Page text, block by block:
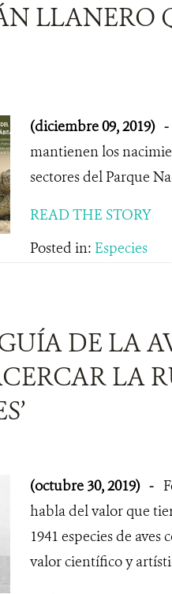
LLANERO
(diciembre 09, 2019) -
mantienen los
sectores del Parque
READ THE STORY
Posted in: Especies
DE LA
LA
(octubre 30, 2019) -
habla del valor que
1941 especies de
valor científico y